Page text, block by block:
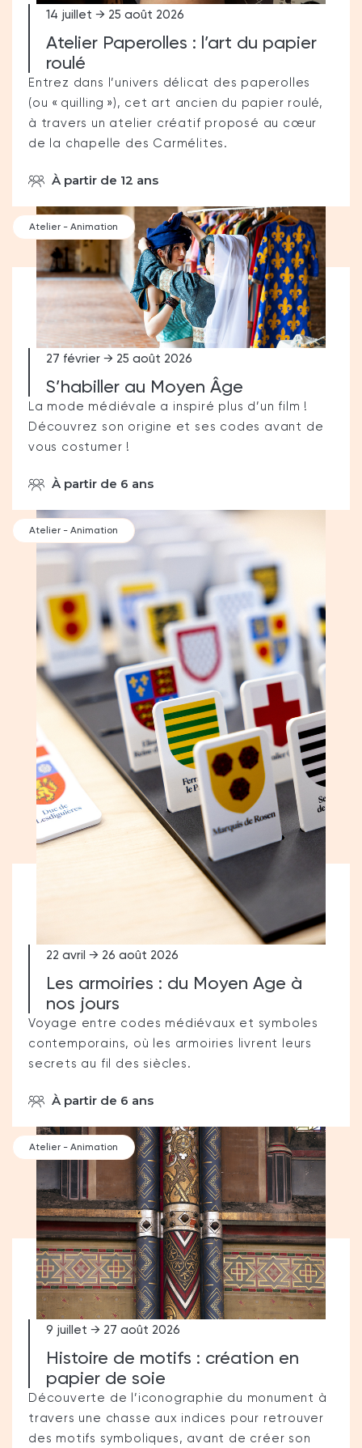
Atelier Paperolles : l’art du papier
roulé
14 juillet → 25 août 2026
Entrez dans l’univers délicat des paperolles
(ou « quilling »), cet art ancien du papier roulé,
à travers un atelier créatif proposé au cœur
de la chapelle des Carmélites.
À partir de 12 ans
S’habiller au Moyen Âge
27 février → 25 août 2026
La mode médiévale a inspiré plus d’un film !
Découvrez son origine et ses codes avant de
vous costumer !
À partir de 6 ans
Atelier - Animation
Les armoiries : du Moyen Age à
nos jours
22 avril → 26 août 2026
Voyage entre codes médiévaux et symboles
contemporains, où les armoiries livrent leurs
secrets au fil des siècles.
À partir de 6 ans
Atelier - Animation
Histoire de motifs : création en
papier de soie
9 juillet → 27 août 2026
Découverte de l’iconographie du monument à
travers une chasse aux indices pour retrouver
des motifs symboliques, avant de créer son
Atelier - Animation